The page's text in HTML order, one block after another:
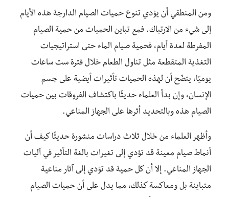
ومن المنطقي أن يؤدي تنوع حميات الصيام الدارجة هذه الأيام
إلى شيء من الارتباك. فمع تباين الحميات من حمية الصيام
المفرطة لعدة أيام، فحمية صيام الماء حتى استراتيجيات
التغذية المتقطعة مثل تناول الطعام خلال فترة ست ساعات
يوميًا، يتضّح أن لهذه الحميات تأثيرات أيضية على جسم
الإنسان، وإن بدأ العلماء حديثًا باكتشاف الفروقات بين حميات
الصيام هذه وبالتحديد أثرها على الجهاز المناعي.
وأظهر العلماء من خلال ثلاث دراسات منشورة حديثًا كيف أن
أنماط صيام معينة قد تؤدي إلى تغيرات بالغة التأثير في آليات
الجهاز المناعي. إلا أن كل حمية قد تؤدي إلى آثار مناعية
متباينة بل ومعاكسة كذلك، مما يدل على أن حميات الصيام